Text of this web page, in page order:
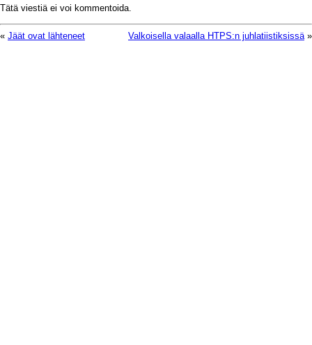
Tätä viestiä ei voi kommentoida.
« Jäät ovat lähteneet Valkoisella valaalla HTPS:n juhlatiistiksissä»